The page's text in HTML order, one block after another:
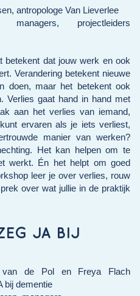
, antropologe Van Lieverlee
managers, projectleiders
betekent dat jouw werk en ook
Verandering betekent nieuwe
doen, maar het betekent ook
Verlies gaat hand in hand met
aan het verlies van iemand,
ervaren als je iets verliest,
manier van werken?
Het kan helpen om te
werkt. Én het helpt om goed
leer je over verlies, rouw
over wat jullie in de praktijk
JA BIJ
van de Pol en Freya Flach
bij dementie